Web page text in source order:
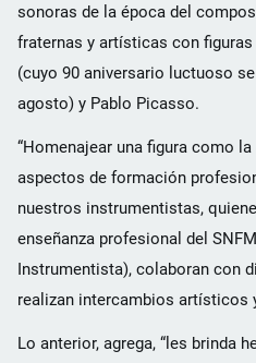
sonoras de la época del
fraternas y artísticas con
(cuyo 90 aniversario luctuoso
agosto) y Pablo Picasso.
“Homenajear una figura como
aspectos de formación
nuestros instrumentistas,
enseñanza profesional del
Instrumentista), colaboran con
realizan intercambios artísticos
Lo anterior, agrega, “les brinda